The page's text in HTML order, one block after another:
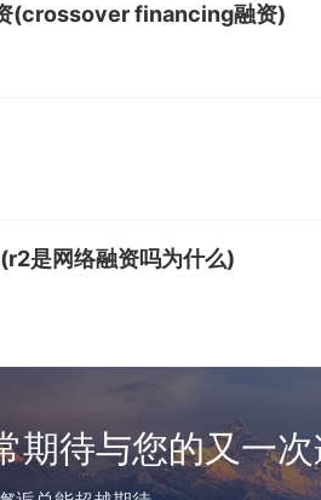
(crossover financing融资)
是网络融资吗为什么)
期待与您的又一